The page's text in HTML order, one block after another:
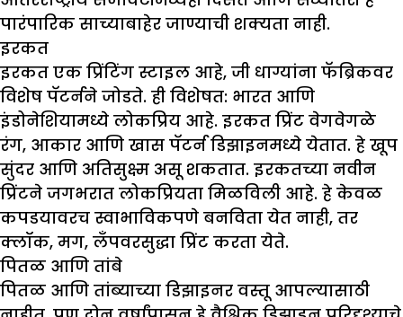
पारंपारिक साच्याबाहेर जाण्याची शक्यता नाही.
इरकत
इरकत एक प्रिंटिंग स्टाइल आहे, जी धाग्यांना फॅब्रिकवर
विशेष पॅटर्नने जोडते. ही विशेषत: भारत आणि
इंडोनेशियामध्ये लोकप्रिय आहे. इरकत प्रिंट वेगवेगळे
रंग, आकार आणि खास पॅटर्न डिझाइनमध्ये येतात. हे खूप
सुंदर आणि अतिसुक्ष्म असू शकतात. इरकतच्या नवीन
प्रिंटने जगभरात लोकप्रियता मिळविली आहे. हे केवळ
कपडयावरच स्वाभाविकपणे बनविता येत नाही, तर
क्लॉक, मग, लँपवरसुद्धा प्रिंट करता येते.
पितळ आणि तांबे
पितळ आणि तांब्याच्या डिझाइनर वस्तू आपल्यासाठी